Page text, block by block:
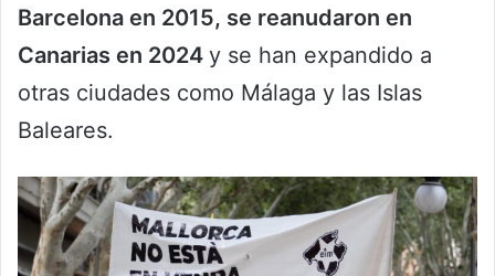
Barcelona en 2015, se reanudaron en
Canarias en 2024 y se han expandido a
otras ciudades como Málaga y las Islas
Baleares.